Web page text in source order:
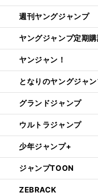
週刊ヤングジャンプ
ヤングジャンプ定期
ヤンジャン！
となりのヤングジャ
グランドジャンプ
ウルトラジャンプ
少年ジャンプ+
ジャンプTOON
ZEBRACK